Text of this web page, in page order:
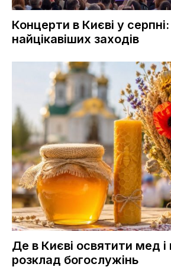
Концерти в Києві у
найцікавіших заходів
Де в Києві освятити мед і
розклад богослужінь